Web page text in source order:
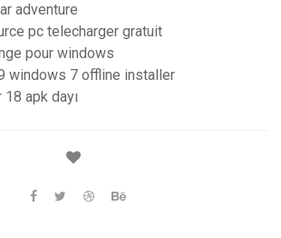
adventure
pc telecharger gratuit
pour windows
windows 7 offline installer
apk dayı